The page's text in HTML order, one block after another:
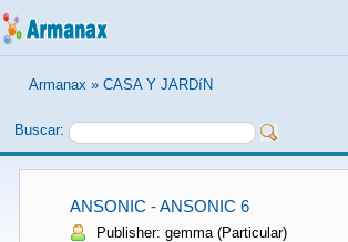
Armanax » CASA Y JARDíN
Buscar:
ANSONIC - ANSONIC 6
Publisher: gemma (Particular)